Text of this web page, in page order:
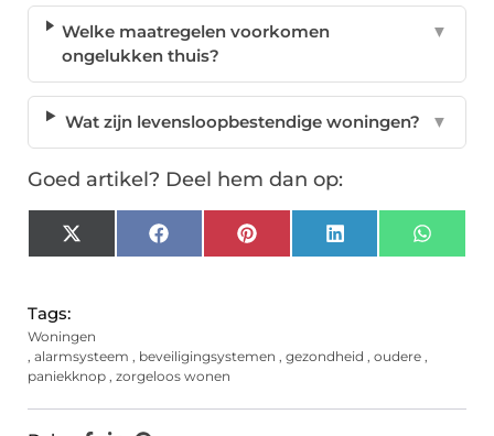
Welke maatregelen voorkomen
ongelukken thuis?
▼
Wat zijn levensloopbestendige woningen? ▼
Goed artikel? Deel hem dan op:
X
(Twitter)
FacebookPinterest LinkedIn
Tags:
Woningen
, alarmsysteem , beveiligingsystemen , gezondheid , oudere ,
paniekknop , zorgeloos wonen